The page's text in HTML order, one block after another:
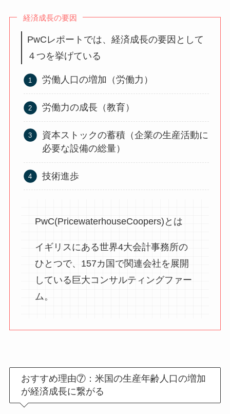
経済成長の要因
PwCレポートでは、経済成長の要因として
４つを挙げている
労働人口の増加（労働力）
労働力の成長（教育）
資本ストックの蓄積（企業の生産活動に
必要な設備の総量）
技術進歩
PwC(PricewaterhouseCoopers)とは
イギリスにある世界4大会計事務所の
ひとつで、157カ国で関連会社を展開
している巨大コンサルティングファー
ム。
おすすめ理由⑦：米国の生産年齢人口の増加
が経済成長に繋がる